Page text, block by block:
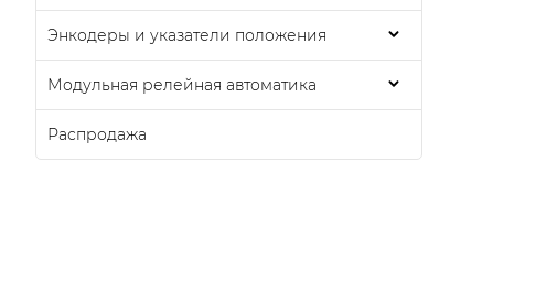
Энкодеры и указатели положения
Модульная релейная автоматика
Распродажа